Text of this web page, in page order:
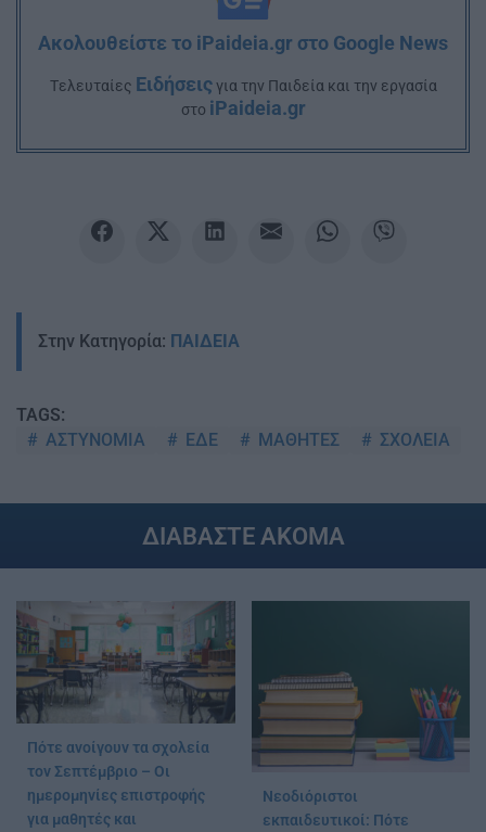
Ακολουθείστε το iPaideia.gr στο Google News
Tελευταίες Ειδήσειςγια την Παιδεία και την εργασία
στο iPaideia.gr
Στην Κατηγορία: ΠΑΙΔΕΙΑ
TAGS:
ΑΣΤΥΝΟΜΙΑ
ΕΔΕ ΜΑΘΗΤΕΣ ΣΧΟΛΕΙΑ
ΔΙΑΒΑΣΤΕ ΑΚΟΜΑ
Πότε ανοίγουν τα σχολεία
τον Σεπτέμβριο – Οι
ημερομηνίες επιστροφής
για μαθητές και
Νεοδιόριστοι
εκπαιδευτικοί: Πότε